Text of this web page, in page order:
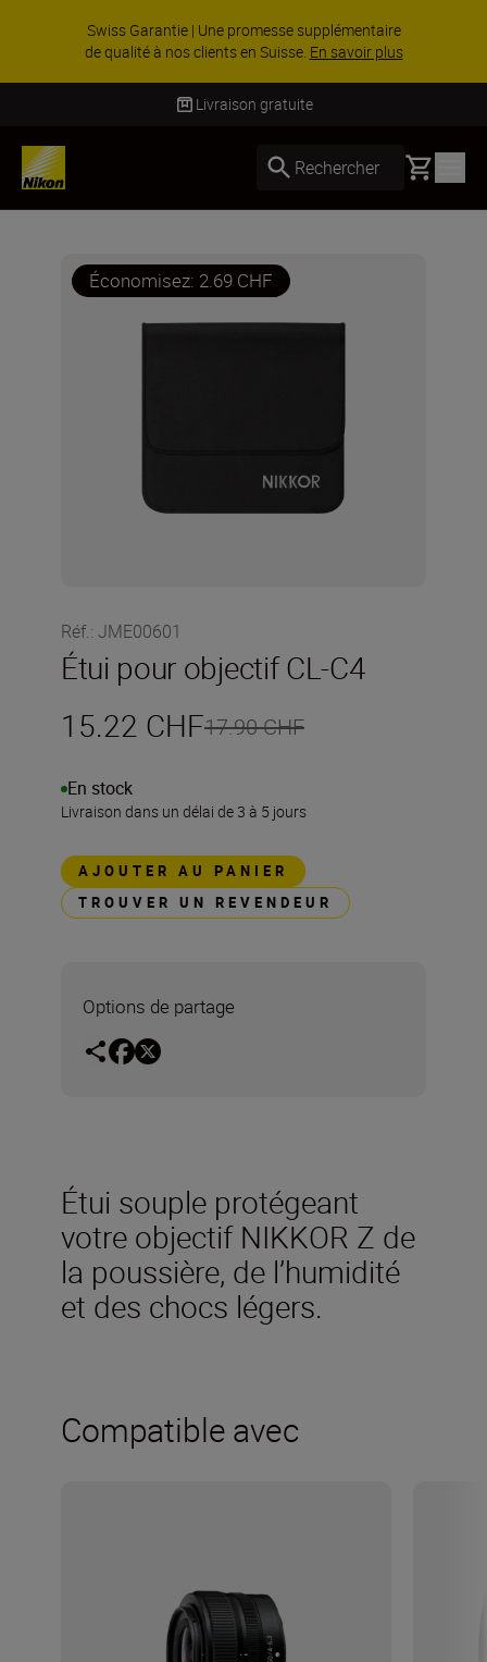
Swiss Garantie | Une promesse supplémentaire
de qualité à nos clients en Suisse. En savoir plus
Livraison gratuite
Rechercher Basket
Économisez: 2.69 CHF
Réf.: JME00601
Étui pour objectif CL-C4
15.22 CHF17.90 CHF
En stock
Livraison dans un délai de 3 à 5 jours
AJOUTER AU PANIER
TROUVER UN REVENDEUR
Options de partage
Étui souple protégeant
votre objectif NIKKOR Z de
la poussière, de l’humidité
et des chocs légers.
Compatible avec